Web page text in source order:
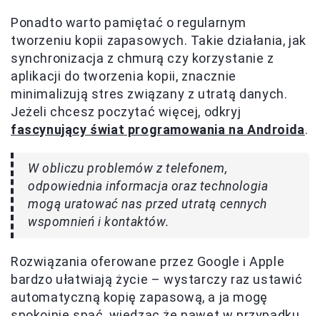
Ponadto warto pamiętać o regularnym
tworzeniu kopii zapasowych. Takie działania, jak
synchronizacja z chmurą czy korzystanie z
aplikacji do tworzenia kopii, znacznie
minimalizują stres związany z utratą danych.
Jeżeli chcesz poczytać więcej, odkryj
fascynujący świat programowania na Androida.
W obliczu problemów z telefonem,
odpowiednia informacja oraz technologia
mogą uratować nas przed utratą cennych
wspomnień i kontaktów.
Rozwiązania oferowane przez Google i Apple
bardzo ułatwiają życie – wystarczy raz ustawić
automatyczną kopię zapasową, a ja mogę